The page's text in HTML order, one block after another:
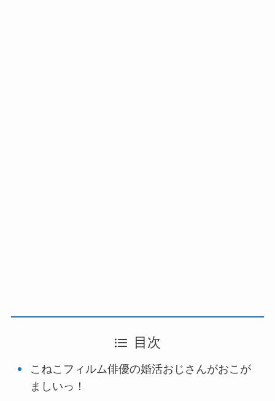
目次
こねこフィルム俳優の婚活おじさんがおこが
ましいっ！